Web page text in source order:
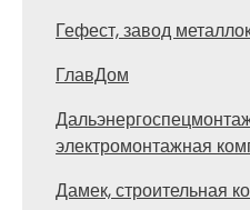
Гефест, завод
ГлавДом
электромонтажная
Дамек, строительная